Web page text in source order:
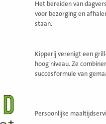
Het bereiden van
voor bezorging en
staan.
Kipperij verenigt een
hoog niveau. Ze
succesformule van
Persoonlijke